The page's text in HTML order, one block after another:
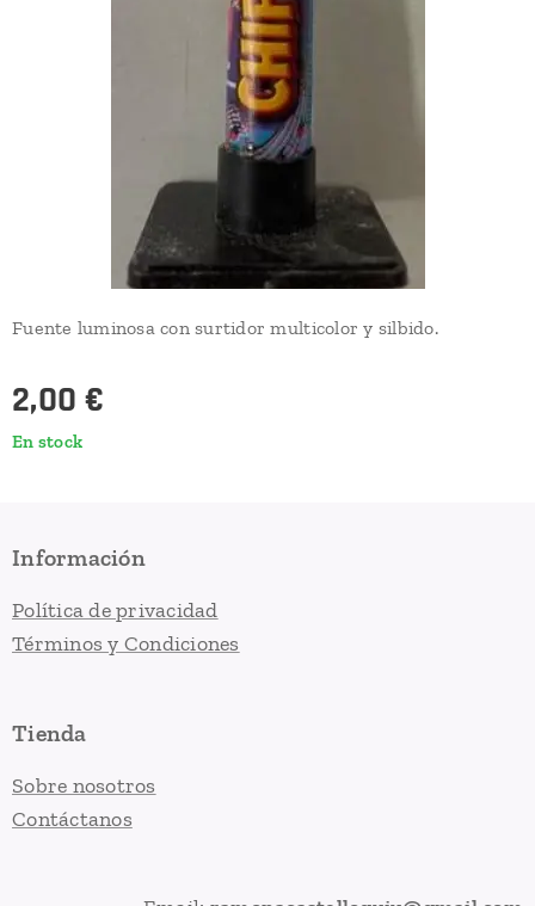
Fuente luminosa con surtidor multicolor y silbido.
2,00 €
En stock
Información
Política de privacidad
Términos y Condiciones
Tienda
Sobre nosotros
Contáctanos